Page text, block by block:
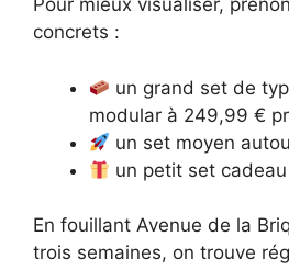
Pour mieux visualiser,
concrets :
un grand set de
modular à 249,99 €
un set moyen
un petit set
En fouillant Avenue de la
trois semaines, on trouve